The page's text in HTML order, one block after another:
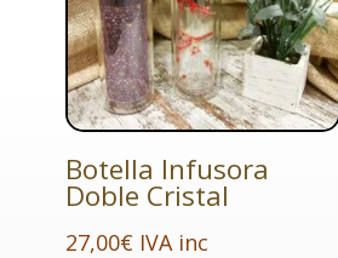
Botella Infusora
Doble Cristal
27,00€ IVA inc